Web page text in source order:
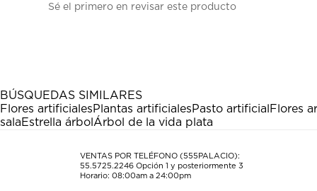
para
estrella
Esta
acción
abrirá
formulario
para
estrellas.
Esta
acción
abrirá
formulario
de
para
estrellas.
Esta
acción
abrirá
formulario
de
para
estrellas.
Esta
acción
abrirá
formulario
de
para
Esta
acción
abrirá
formulario
de
envío.
Sé el primero en revisar este producto
BÚSQUEDAS SIMILARES
Flores artificialesPlantas artificialesPasto artificial Flores
salaEstrella árbol Árbol de la vida plata
VENTAS POR TELÉFONO (555PALACIO):
55.5725.2246 Opción 1 y posteriormente 3
Horario: 08:00am a 24:00pm